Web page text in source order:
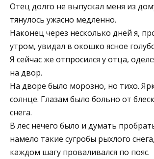
Отец долго не выпускал меня из
тянулось ужасно медленно.
Наконец через несколько дней я,
утром, увидал в окошко ясное
Я сейчас же отпросился у отца,
на двор.
На дворе было морозно, но тихо.
солнце. Глазам было больно от
снега.
В лес нечего было и думать
намело такие сугробы рыхлого
каждом шагу проваливался по пояс.